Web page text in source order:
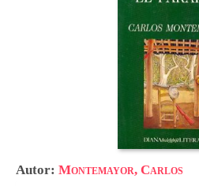
Autor: Montemayor, Carlos